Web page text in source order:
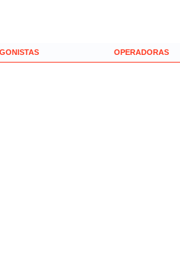
OPERADORAS